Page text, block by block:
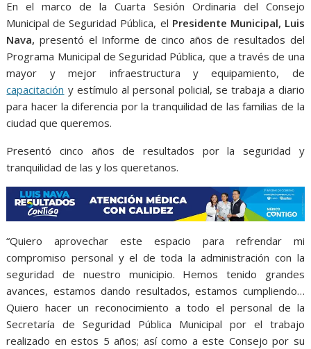
o
k
p
p
g
er
m
En el marco de la Cuarta Sesión Ordinaria del Consejo
Municipal de Seguridad Pública, el Presidente Municipal, Luis
Nava, presentó el Informe de cinco años de resultados del
Programa Municipal de Seguridad Pública, que a través de una
mayor y mejor infraestructura y equipamiento, de
capacitación y estímulo al personal policial, se trabaja a diario
para hacer la diferencia por la tranquilidad de las familias de la
ciudad que queremos.
Presentó cinco años de resultados por la seguridad y
tranquilidad de las y los queretanos.
“Quiero aprovechar este espacio para refrendar mi
compromiso personal y el de toda la administración con la
seguridad de nuestro municipio. Hemos tenido grandes
avances, estamos dando resultados, estamos cumpliendo…
Quiero hacer un reconocimiento a todo el personal de la
Secretaría de Seguridad Pública Municipal por el trabajo
realizado en estos 5 años; así como a este Consejo por su